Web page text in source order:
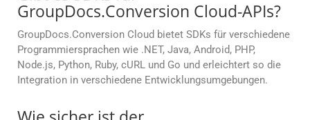
GroupDocs.Conversion Cloud-APIs?
GroupDocs.Conversion Cloud bietet SDKs für verschiedene
Programmiersprachen wie .NET, Java, Android, PHP,
Node.js, Python, Ruby, cURL und Go und erleichtert so die
Integration in verschiedene Entwicklungsumgebungen.